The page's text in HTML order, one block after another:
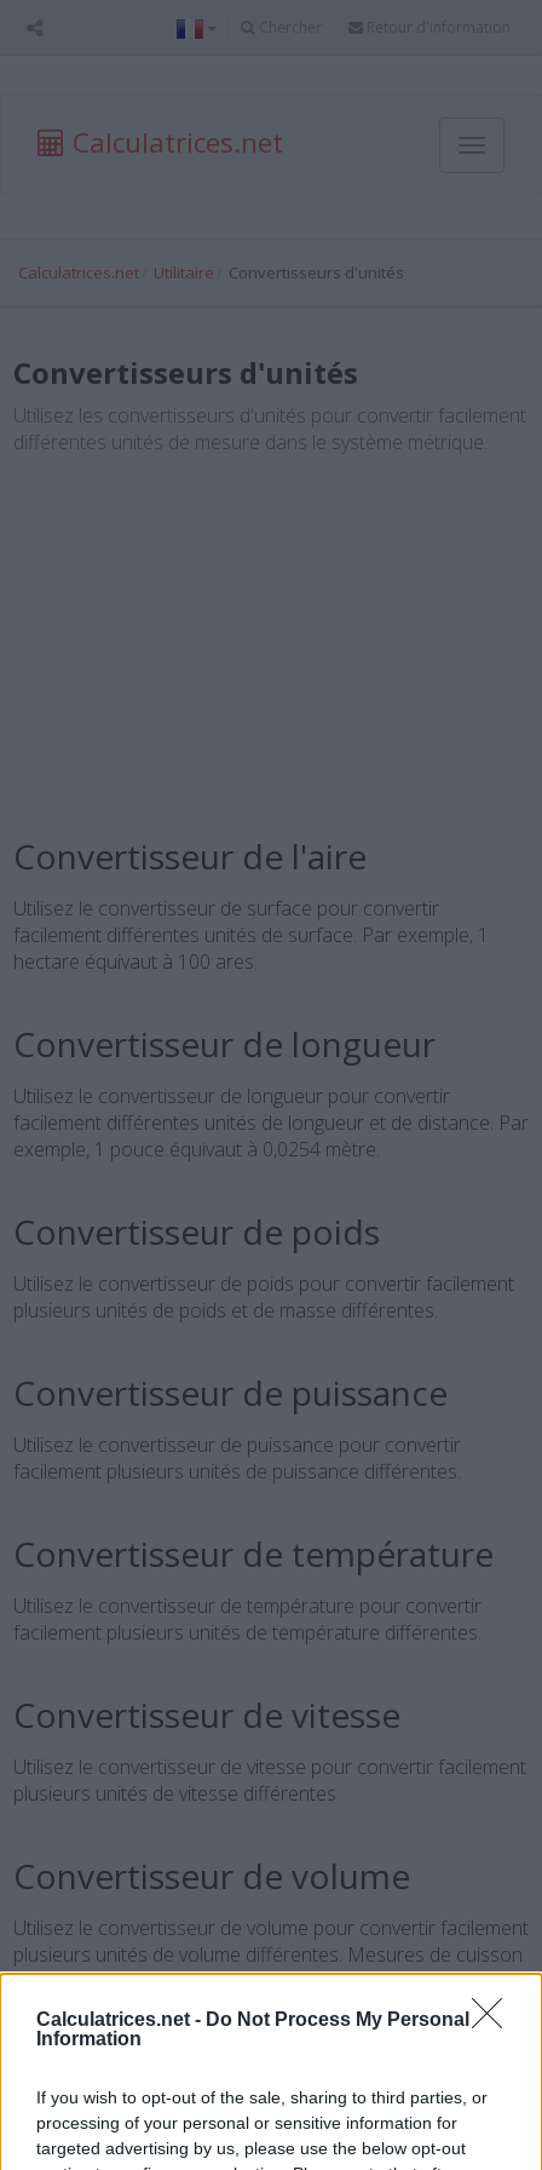
Calculatrices.net - Do Not Process My Personal
Information
If you wish to opt-out of the sale, sharing to third parties, or
processing of your personal or sensitive information for
targeted advertising by us, please use the below opt-out
Calculatrices.net
Toggle
Calculatrices.net Utilitaire Convertisseurs d'unités
Convertisseurs d'unités
Utilisez les convertisseurs d'unités pour convertir facilement
différentes unités de mesure dans le système métrique.
Convertisseur de l'aire
Utilisez le convertisseur de surface pour convertir
facilement différentes unités de surface. Par exemple, 1
hectare équivaut à 100 ares.
Convertisseur de longueur
Utilisez le convertisseur de longueur pour convertir
facilement différentes unités de longueur et de distance. Par
exemple, 1 pouce équivaut à 0,0254 mètre.
Convertisseur de poids
Utilisez le convertisseur de poids pour convertir facilement
plusieurs unités de poids et de masse différentes.
Convertisseur de puissance
Utilisez le convertisseur de puissance pour convertir
facilement plusieurs unités de puissance différentes.
Convertisseur de température
Utilisez le convertisseur de température pour convertir
facilement plusieurs unités de température différentes.
Convertisseur de vitesse
Utilisez le convertisseur de vitesse pour convertir facilement
plusieurs unités de vitesse différentes.
Convertisseur de volume
Utilisez le convertisseur de volume pour convertir facilement
plusieurs unités de volume différentes. Mesures de cuisson
incluses.